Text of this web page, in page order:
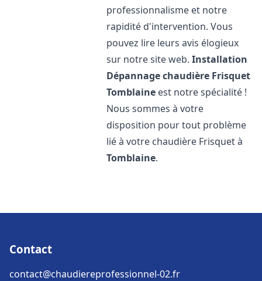
professionnalisme et notre
rapidité d'intervention. Vous
pouvez lire leurs avis élogieux
sur notre site web.Installation
Dépannage chaudière Frisquet
Tomblaine est notre spécialité !
Nous sommes à votre
disposition pour tout problème
lié à votre chaudière Frisquet à
Tomblaine.
Contact
contact@chaudiereprofessionnel-02.fr